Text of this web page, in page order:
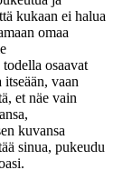
kukaan ei halua
omaa
osaavat
vaan
et näe vain
kuvansa
sinua, pukeudu